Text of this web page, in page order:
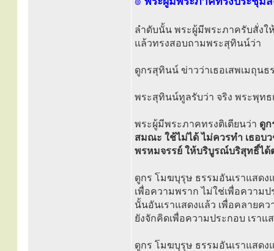
ลำดับนั้น พระผู้มีพระภาครับสั่งใ
แล้วทรงสอบถามพระสุทินน์ว่า
ดูกรสุทินน์ ข่าวว่าเธอเสพเมถุน
พระสุทินน์ทูลรับว่า จริง พระพุทธ
พระผู้มีพระภาคทรงติเตียนว่า ดูก
สมณะ ใช้ไม่ได้ ไม่ควรทำ เธอบ
พรหมจรรย์ ให้บริบูรณ์บริสุทธิ์ได้
ดูกร โมฆบุรุษ ธรรมอันเราแสด
เพื่อความพราก ไม่ใช่เพื่อความ
นั้นอันเราแสดงแล้ว เพื่อคลายค
ยังจักคิดเพื่อความประกอบ เรา
ดูกร โมฆบุรุษ ธรรมอันเราแสดง